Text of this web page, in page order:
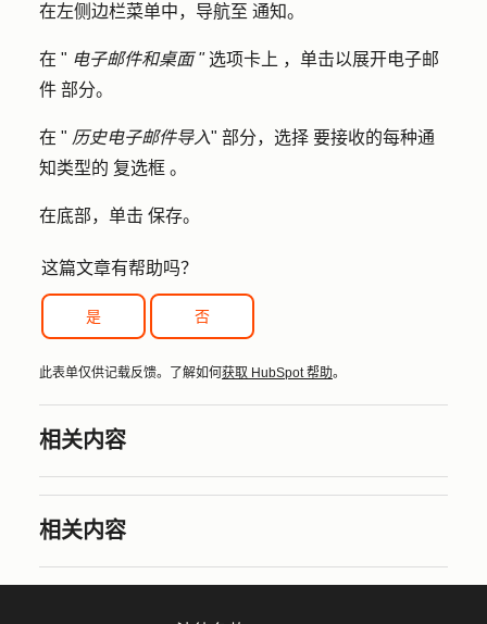
在左侧边栏菜单中，导航至 通知。
在 " 电子邮件和桌面 "选项卡 上 ，单击以展开电子邮
件 部分。
在 " 历史电子邮件导入" 部分，选择 要接收的每种通
知类型的 复选框 。
在底部，单击 保存。
这篇文章有帮助吗？
是 否
此表单仅供记载反馈。了解如何获取 HubSpot 帮助。
相关内容
相关内容